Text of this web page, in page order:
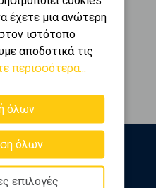
- Μπουταίικα
ΜΟΒΡΗ - Μπουταίικα
έχετε μια ανώτερη
ιστότοπο
αποδοτικά τις
περισσότερα...
όλων
όλων
επιλογές